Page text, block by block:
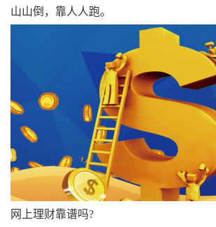
山山倒，靠人人跑。
网上理财靠谱吗?